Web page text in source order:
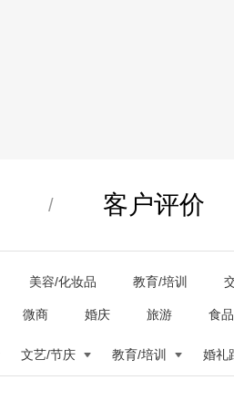
/ 客户评价
美容/化妆品 教育/培训
微商 婚庆 旅游 食品
文艺/节庆 教育/培训 婚礼